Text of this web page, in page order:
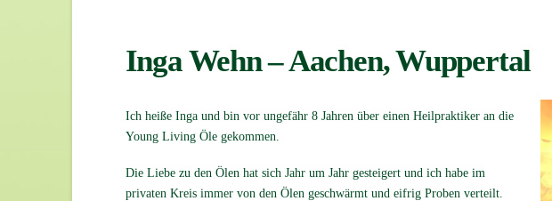
Inga Wehn – Aachen, Wuppertal
Ich heiße Inga und bin vor ungefähr 8 Jahren über einen Heilpraktiker an die
Young Living Öle gekommen.
Die Liebe zu den Ölen hat sich Jahr um Jahr gesteigert und ich habe im
privaten Kreis immer von den Ölen geschwärmt und eifrig Proben verteilt.